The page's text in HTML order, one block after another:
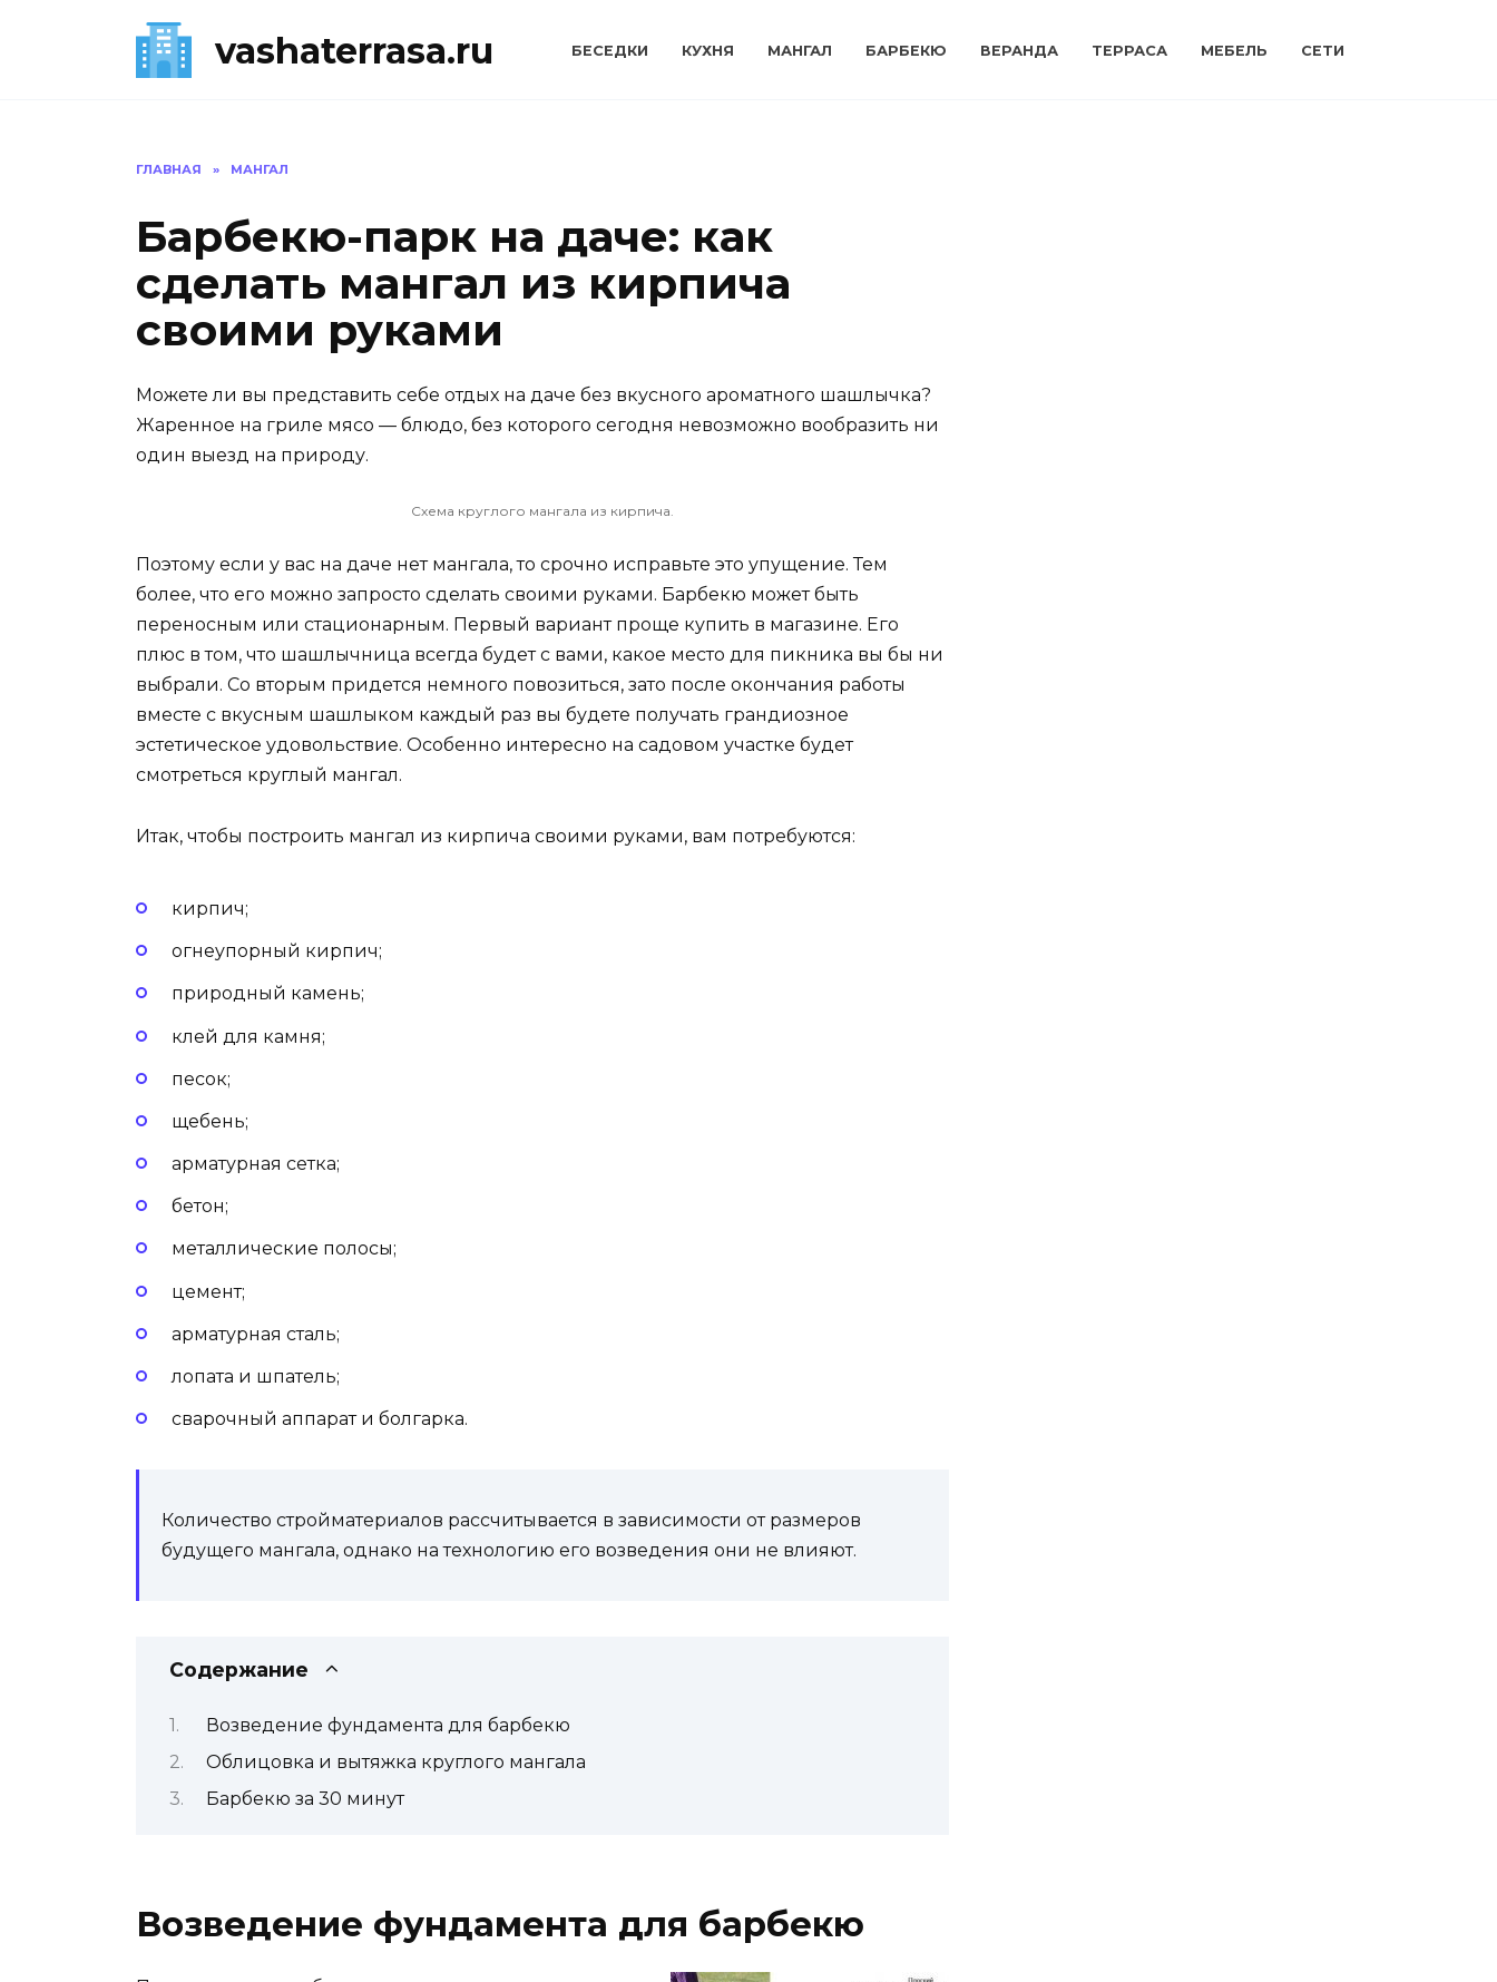
vashaterrasa.ru БЕСЕДКИ КУХНЯ МАНГАЛ БАРБЕКЮ ВЕРАНДА ТЕРРАСА МЕБЕЛЬ СЕТИ
ГЛАВНАЯ » МАНГАЛ
Барбекю-парк на даче: как
сделать мангал из кирпича
своими руками
Можете ли вы представить себе отдых на даче без вкусного ароматного шашлычка?
Жаренное на гриле мясо — блюдо, без которого сегодня невозможно вообразить ни
один выезд на природу.
Схема круглого мангала из кирпича.
Поэтому если у вас на даче нет мангала, то срочно исправьте это упущение. Тем
более, что его можно запросто сделать своими руками. Барбекю может быть
переносным или стационарным. Первый вариант проще купить в магазине. Его
плюс в том, что шашлычница всегда будет с вами, какое место для пикника вы бы ни
выбрали. Со вторым придется немного повозиться, зато после окончания работы
вместе с вкусным шашлыком каждый раз вы будете получать грандиозное
эстетическое удовольствие. Особенно интересно на садовом участке будет
смотреться круглый мангал.
Итак, чтобы построить мангал из кирпича своими руками, вам потребуются:
кирпич;
огнеупорный кирпич;
природный камень;
клей для камня;
песок;
щебень;
арматурная сетка;
бетон;
металлические полосы;
цемент;
арматурная сталь;
лопата и шпатель;
сварочный аппарат и болгарка.
Количество стройматериалов рассчитывается в зависимости от размеров
будущего мангала, однако на технологию его возведения они не влияют.
Содержание
Возведение фундамента для барбекю
Облицовка и вытяжка круглого мангала
Барбекю за 30 минут
Возведение фундамента для барбекю